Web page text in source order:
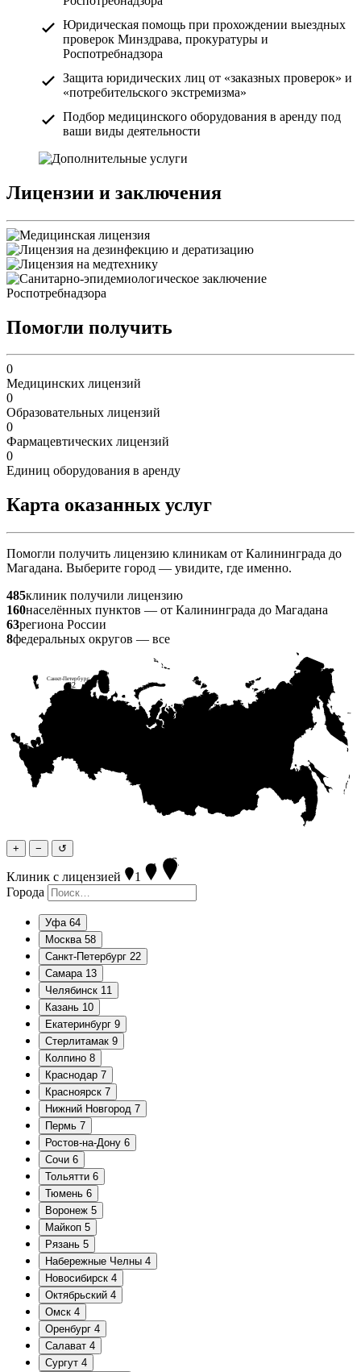
Юридическая помощь при прохождении выездных
проверок Минздрава, прокуратуры и
Роспотребнадзора
Защита юридических лиц от «заказных проверок» и
«потребительского экстремизма»
Подбор медицинского оборудования в аренду под
ваши виды деятельности
Лицензии и заключения
Помогли получить
0
Медицинских лицензий
0
Образовательных лицензий
0
Фармацевтических лицензий
0
Единиц оборудования в аренду
Карта оказанных услуг
Помогли получить лицензию клиникам от Калининграда до
Магадана. Выберите город — увидите, где именно.
485клиник получили лицензию
160населённых пунктов — от Калининграда до Магадана
63региона России
8федеральных округов — все
22
7
6
5
3
3
Санкт-Петербург
+ − ↺
Клиник с лицензией 1
13 64
Города
Уфа 64
Москва 58
Санкт-Петербург 22
Самара 13
Челябинск 11
Казань 10
Екатеринбург 9
Стерлитамак 9
Колпино 8
Краснодар 7
Красноярск 7
Нижний Новгород 7
Пермь 7
Ростов-на-Дону 6
Сочи 6
Тольятти 6
Тюмень 6
Воронеж 5
Майкоп 5
Рязань 5
Набережные Челны 4
Новосибирск 4
Октябрьский 4
Омск 4
Оренбург 4
Салават 4
Сургут 4